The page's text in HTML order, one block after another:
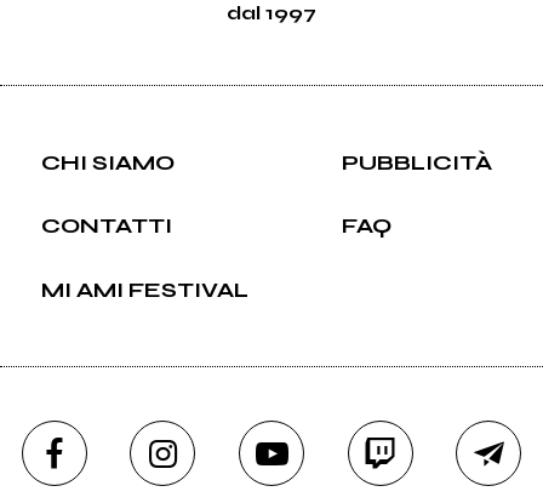
dal 1997
CHI SIAMO PUBBLICITÀ
CONTATTI FAQ
MI AMI FESTIVAL